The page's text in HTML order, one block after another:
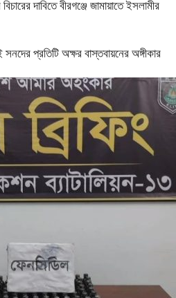
দাবিতে বীরগঞ্জে জামায়াতে ইসলামীর
প্রতিটি অক্ষর বাস্তবায়নের অঙ্গীকার